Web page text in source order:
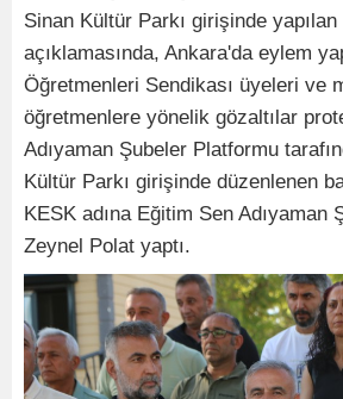
Sinan Kültür Parkı girişinde yapılan
açıklamasında, Ankara'da eylem
Öğretmenleri Sendikası üyeleri ve
öğretmenlere yönelik gözaltılar
Adıyaman Şubeler Platformu
Kültür Parkı girişinde düzenlenen
KESK adına Eğitim Sen Adıyaman
Zeynel Polat yaptı.